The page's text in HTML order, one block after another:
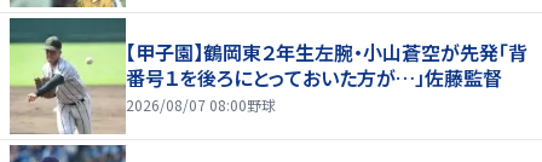
【甲子園】鶴岡東２年生左腕・小山蒼空が先発「背
番号１を後ろにとっておいた方が…」佐藤監督
2026/08/07 08:00野球